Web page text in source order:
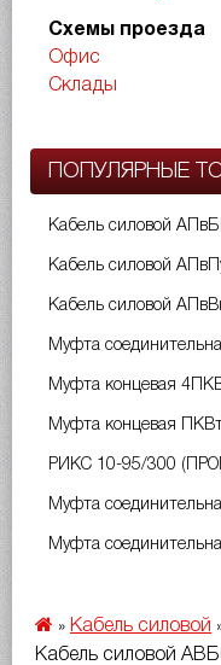
Схемы проезда
Офис
Склады
ПОПУЛЯРНЫЕ
Кабель силовой
Кабель силовой
Кабель силовой
Муфта
Муфта концевая
Муфта концевая
РИКС 10-95/300
Муфта
Муфта
» Кабель силовой
Кабель силовой